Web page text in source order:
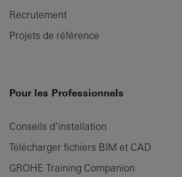
Recrutement
Projets de référence
Pour les Professionnels
Conseils d’installation
Télécharger fichiers BIM et CAD
GROHE Training Companion